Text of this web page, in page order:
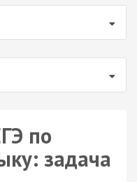
по
задача